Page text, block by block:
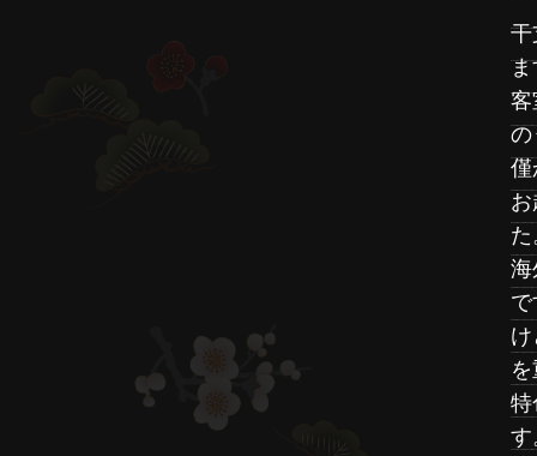
干
ま
客
の
僅
海
特
す